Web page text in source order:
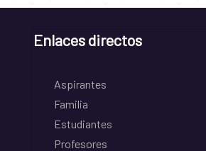
Enlaces directos
Aspirantes
Familia
Estudiantes
Profesores